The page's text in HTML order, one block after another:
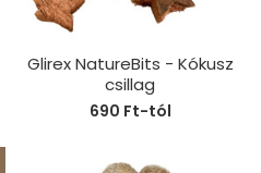
Glirex NatureBits - Kókusz
csillag
690 Ft-tól